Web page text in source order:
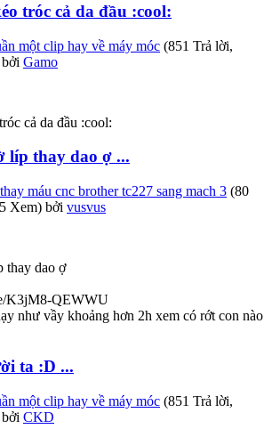
tróc cả da đầu :cool:
một clip hay về máy móc (851 Trả lời,
Gamo
cả da đầu :cool:
líp thay dao ợ ...
máu cnc brother tc227 sang mach 3 (80
Xem) bởi vusvus
thay dao ợ
K3jM8-QEWWU
như vầy khoảng hơn 2h xem có rớt con nào
ta :D ...
một clip hay về máy móc (851 Trả lời,
CKD